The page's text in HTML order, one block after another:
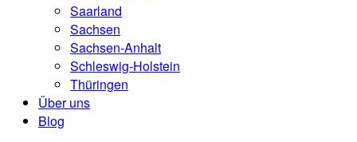
Saarland
Sachsen
Sachsen-Anhalt
Schleswig-Holstein
Thüringen
Über uns
Blog